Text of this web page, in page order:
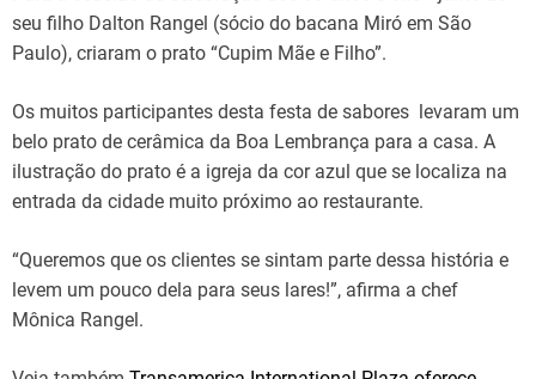
seu filho Dalton Rangel (sócio do bacana Miró em São
Paulo), criaram o prato “Cupim Mãe e Filho”.
Os muitos participantes desta festa de sabores levaram um
belo prato de cerâmica da Boa Lembrança para a casa. A
ilustração do prato é a igreja da cor azul que se localiza na
entrada da cidade muito próximo ao restaurante.
“Queremos que os clientes se sintam parte dessa história e
levem um pouco dela para seus lares!”, afirma a chef
Mônica Rangel.